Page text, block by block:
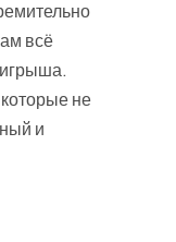
всё
не
и